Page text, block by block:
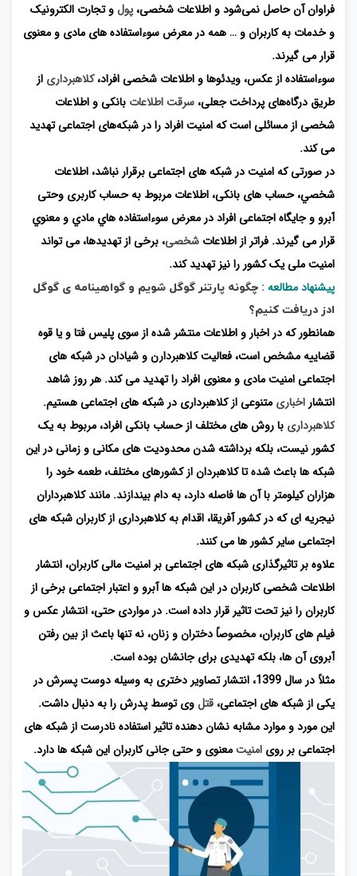
فراوان آن حاصل نمی‌شود و اطلاعات شخصی،پولو تجارت الکترونیک
و خدمات به کاربران و … همه در معرض سوءاستفاده های مادی و معنوی
قرار می گیرند.
سوءاستفاده از عکس، ویدئوها و اطلاعات شخصی افراد،کلاهبرداری از
طریق درگاه‌های پرداخت جعلی،سرقت اطلاعات بانکی و اطلاعات
شخصی از مسائلی است که امنیت افراد را در شبکه‌های اجتماعی تهدید
می کند.
در صورتی که امنیت در شبکه های اجتماعی برقرار نباشد، اطلاعات
شخصي، حساب های بانکی، اطلاعات مربوط به حساب کاربری وحتی
آبرو و جایگاه اجتماعی افراد در معرض سوءاستفاده هاي مادي و معنوي
قرار می گیرند. فراتر از اطلاعات شخصی، برخی از تهدیدها، می تواند
امنیت ملی یک کشور را نیز تهدید کند.
پیشنهاد مطالعه : چگونه پارتنر گوگل شویم و گواهینامه ی گوگل
ادز دریافت کنیم؟
همانطور که در اخبار و اطلاعات منتشر شده از سوی پلیس فتا و یا قوه
قضاییه مشخص است، فعالیت کلاهبردارن و شیادان در شبکه های
اجتماعی امنیت مادی و معنوی افراد را تهدید می کند. هر روز شاهد
انتشار اخباری متنوعی از کلاهبرداری در شبکه های اجتماعی هستیم.
کلاهبرداری با روش های مختلف از حساب بانکی افراد، مربوط به یک
کشور نیست، بلکه برداشته شدن محدودیت های مکانی و زمانی در این
شبکه ها باعث شده تا کلاهبردان از کشورهای مختلف، طعمه خود را
هزاران کیلومتر با آن ها فاصله دارد، به دام بیندازند. مانند کلاهبرداران
نیجریه ای که در کشور آفریقا، اقدام به کلاهبرداری از کاربران شبکه های
اجتماعی سایر کشور ها می کنند.
علاوه بر تاثیرگذاری شبکه های اجتماعی بر امنیت مالی کاربران، انتشار
اطلاعات شخصی کاربران در این شبکه ها آبرو و اعتبار اجتماعی برخی از
کاربران را نیز تحت تاثیر قرار داده است. در مواردی حتی، انتشار عکس و
فیلم های کاربران، مخصوصاً دختران و زنان، نه تنها باعث از بین رفتن
آبروی آن ها، بلکه تهدیدی برای جانشان بوده است.
مثلاً در سال 1399، انتشار تصاویر دختری به وسیله دوست پسرش در
یکی از شبکه های اجتماعی،قتلوی توسط پدرش را به دنبال داشت.
این مورد و موارد مشابه نشان دهنده تاثیر استفاده نادرست از شبکه های
اجتماعی بر روی امنیتمعنوی و حتی جانی کاربران این شبکه ها دارد.